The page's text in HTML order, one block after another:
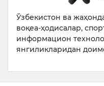
Ўзбекистон ва
воқеа-ҳодисалар,
информацион
янгиликларидан